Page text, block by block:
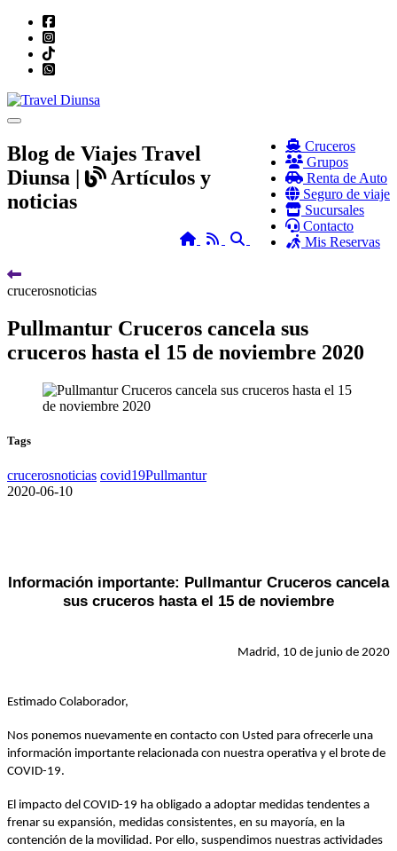
Toggle navigation
Cruceros
Grupos
Renta de Auto
Seguro de viaje
Sucursales
Contacto
Mis Reservas
Blog de Viajes Travel
Diunsa |
Artículos y
noticias
HomeRSS Search
crucerosnoticias
Pullmantur Cruceros cancela sus
cruceros hasta el 15 de noviembre 2020
Tags
crucerosnoticias covid19Pullmantur
2020-06-10
Información importante: Pullmantur Cruceros cancela
sus cruceros hasta el 15 de noviembre
Madrid, 10 de junio de 2020
Estimado Colaborador,
Nos ponemos nuevamente en contacto con Usted para ofrecerle una
información importante relacionada con nuestra operativa y el brote de
COVID-19.
El impacto del COVID-19 ha obligado a adoptar medidas tendentes a
frenar su expansión, medidas consistentes, en su mayoría, en la
contención de la movilidad. Por ello, suspendimos nuestras actividades